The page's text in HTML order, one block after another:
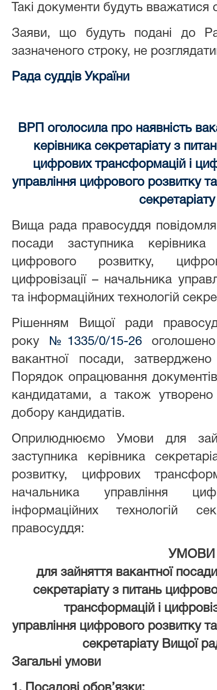
Такі документи будуть
Заяви, що будуть подані до
зазначеного строку, не
Рада суддів України
ВРП оголосила про наявність
керівника секретаріату з
цифрових трансформацій і
управління цифрового розвитку
Вища рада правосуддя
посади заступника
цифрового розвитку,
цифровізації – начальника
та інформаційних технологій
Рішенням Вищої ради
року
№1335/0/15-26
вакантної посади,
Порядок опрацювання
кандидатами, а також
добору кандидатів.
Оприлюднюємо Умови для
заступника керівника
розвитку, цифрових
начальника управління
інформаційних технологій
правосуддя:
УМОВИ
для зайняття вакантної
секретаріату з питань
трансформацій і
управління цифрового розвитку
секретаріату Вищої
Загальні умови